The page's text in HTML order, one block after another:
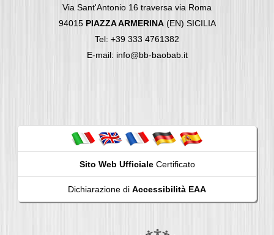
Via Sant'Antonio 16 traversa via Roma
94015 PIAZZA ARMERINA(EN) SICILIA
Tel: +39 333 4761382
E-mail: info@bb-baobab.it
Sito Web UfficialeCertificato
Dichiarazione di Accessibilità EAA